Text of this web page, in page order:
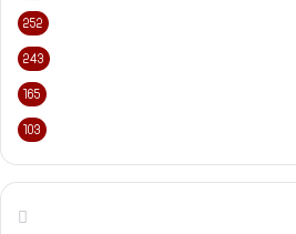
252
243
165
103